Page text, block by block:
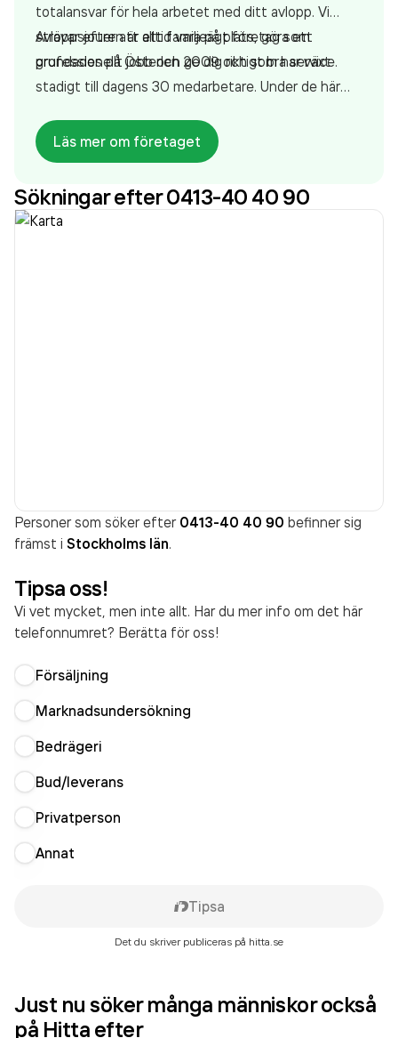
totalansvar för hela arbetet med ditt avlopp. Vi
strävar efter att alltid vara på plats, göra ett
professionellt jobb och ge dig riktigt bra service.
Avloppsjouren är ett familjeägt företag som
grundades på Österlen 2009 och som har växt
stadigt till dagens 30 medarbetare. Under de här
genomfört över 100.000 uppdrag, varav 30.000
villaspolningar.
Läs mer om företaget
Sökningar efter 0413-40 40 90
Personer som söker efter 0413-40 40 90 befinner sig
främst i Stockholms län.
Tipsa oss!
Vi vet mycket, men inte allt. Har du mer info om det här
telefonnumret? Berätta för oss!
Försäljning
Marknadsundersökning
Bedrägeri
Bud/leverans
Privatperson
Annat
Tipsa
Det du skriver publiceras på hitta.se
Just nu söker många människor också
på Hitta efter